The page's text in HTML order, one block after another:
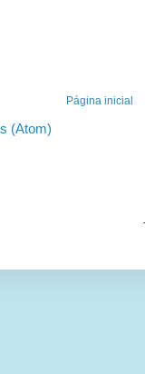
Página inicial
(Atom)